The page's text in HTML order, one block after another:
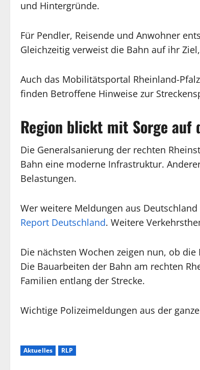
und Hintergründe.
Für Pendler, Reisende und Anwohner
Gleichzeitig verweist die Bahn auf ihr
Auch das Mobilitätsportal Rheinland-
finden Betroffene Hinweise zur
Region blickt mit Sorge auf
Die Generalsanierung der rechten
Bahn eine moderne Infrastruktur.
Belastungen.
Wer weitere Meldungen aus
Report Deutschland. Weitere
Die nächsten Wochen zeigen nun, ob
Die Bauarbeiten der Bahn am rechten
Familien entlang der Strecke.
Wichtige Polizeimeldungen aus der
Aktuelles RLP